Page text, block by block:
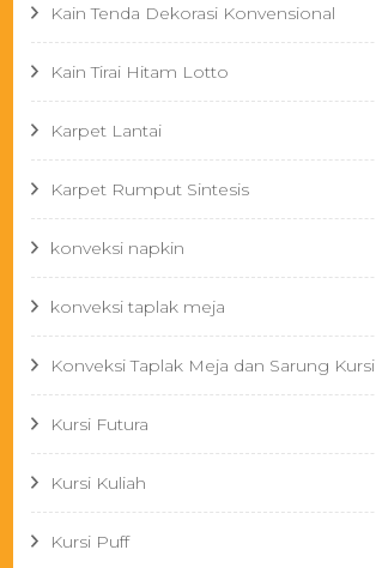
Kain Tenda Dekorasi Konvensional
Kain Tirai Hitam Lotto
Karpet Lantai
Karpet Rumput Sintesis
konveksi napkin
konveksi taplak meja
Konveksi Taplak Meja dan Sarung Kursi
Kursi Futura
Kursi Kuliah
Kursi Puff